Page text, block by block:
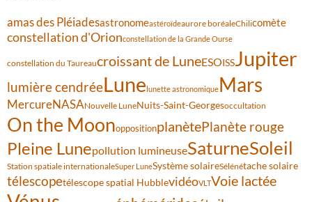
amas des Pléiadesastronomeastéroïdeaurore boréaleChilicomète
constellation d'Orionconstellation de la Grande Ourse
constellation du Taureaucroissant de LuneESOISSJupiter
lumière cendréeLunelunette astronomiqueMars
MercureNASANouvelle LuneNuits-Saint-Georgesoccultation
On the MoonoppositionplanètePlanète rouge
Pleine Lunepollution lumineuseSaturneSoleil
Station spatiale internationaleSuper LuneSystème solaireSélénétache solaire
télescopetélescope spatial HubblevidéoVLTVoie lactée